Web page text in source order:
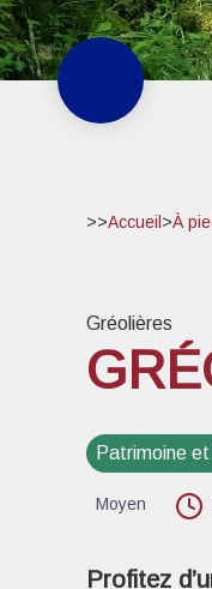
>>Accueil >À
Gréolières
Patrimoine
Moyen
Profitez